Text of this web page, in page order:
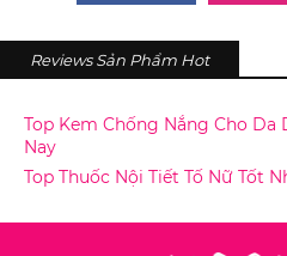
Reviews Sản Phẩm Hot
Top Kem Chống Nắng Cho Da
Nay
Top Thuốc Nội Tiết Tố Nữ Tốt